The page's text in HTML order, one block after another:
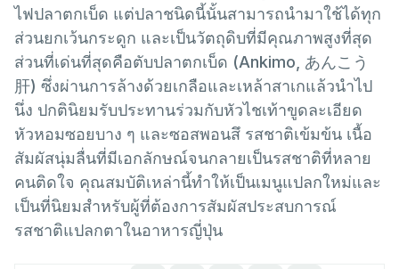
ไฟปลาตกเบ็ด แต่ปลาชนิดนี้นั้นสามารถนำมาใช้ได้ทุก
ส่วนยกเว้นกระดูก และเป็นวัตถุดิบที่มีคุณภาพสูงที่สุด
ส่วนที่เด่นที่สุดคือตับปลาตกเบ็ด (Ankimo, あんこう
肝) ซึ่งผ่านการล้างด้วยเกลือและเหล้าสาเกแล้วนำไป
นึ่ง ปกตินิยมรับประทานร่วมกับหัวไชเท้าขูดละเอียด
หัวหอมซอยบาง ๆ และซอสพอนสึ รสชาติเข้มข้น เนื้อ
สัมผัสนุ่มลื่นที่มีเอกลักษณ์จนกลายเป็นรสชาติที่หลาย
คนติดใจ คุณสมบัติเหล่านี้ทำให้เป็นเมนูแปลกใหม่และ
เป็นที่นิยมสำหรับผู้ที่ต้องการสัมผัสประสบการณ์
รสชาติแปลกตาในอาหารญี่ปุ่น